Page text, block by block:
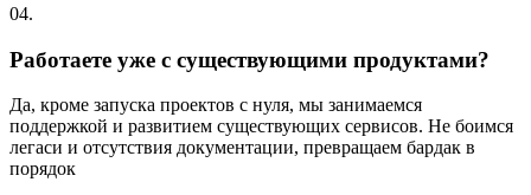
04.
Работаете уже с существующими продуктами?
Да, кроме запуска проектов с нуля, мы занимаемся
поддержкой и развитием существующих сервисов. Не боимся
легаси и отсутствия документации, превращаем бардак в
порядок